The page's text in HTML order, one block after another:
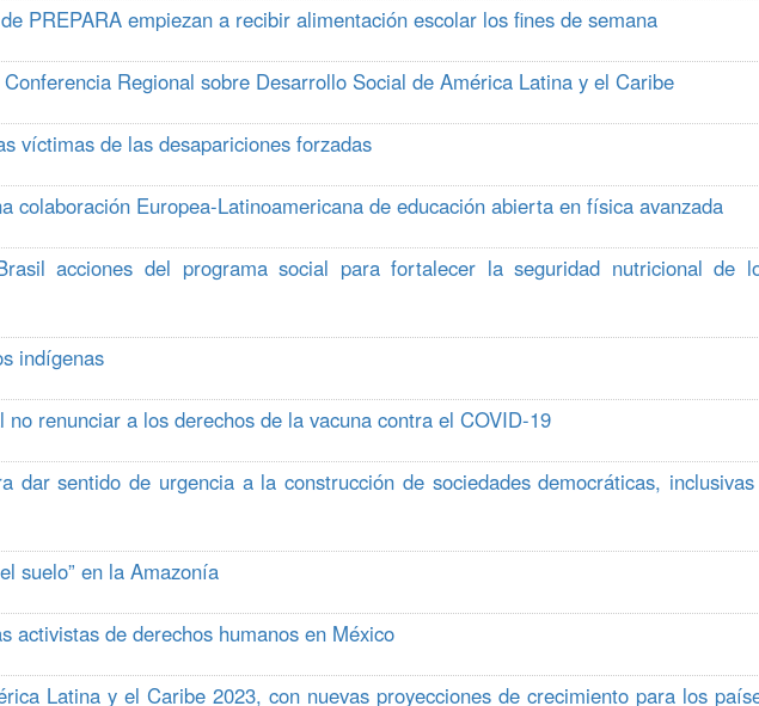
PREPARA empiezan a recibir alimentación escolar los fines de semana
Regional sobre Desarrollo Social de América Latina y el Caribe
víctimas de las desapariciones forzadas
colaboración Europea-Latinoamericana de educación abierta en física avanzada
acciones del programa social para fortalecer la seguridad nutricional de
indígenas
renunciar a los derechos de la vacuna contra el COVID-19
dar sentido de urgencia a la construcción de sociedades democráticas,
suelo” en la Amazonía
activistas de derechos humanos en México
Latina y el Caribe 2023, con nuevas proyecciones de crecimiento para los